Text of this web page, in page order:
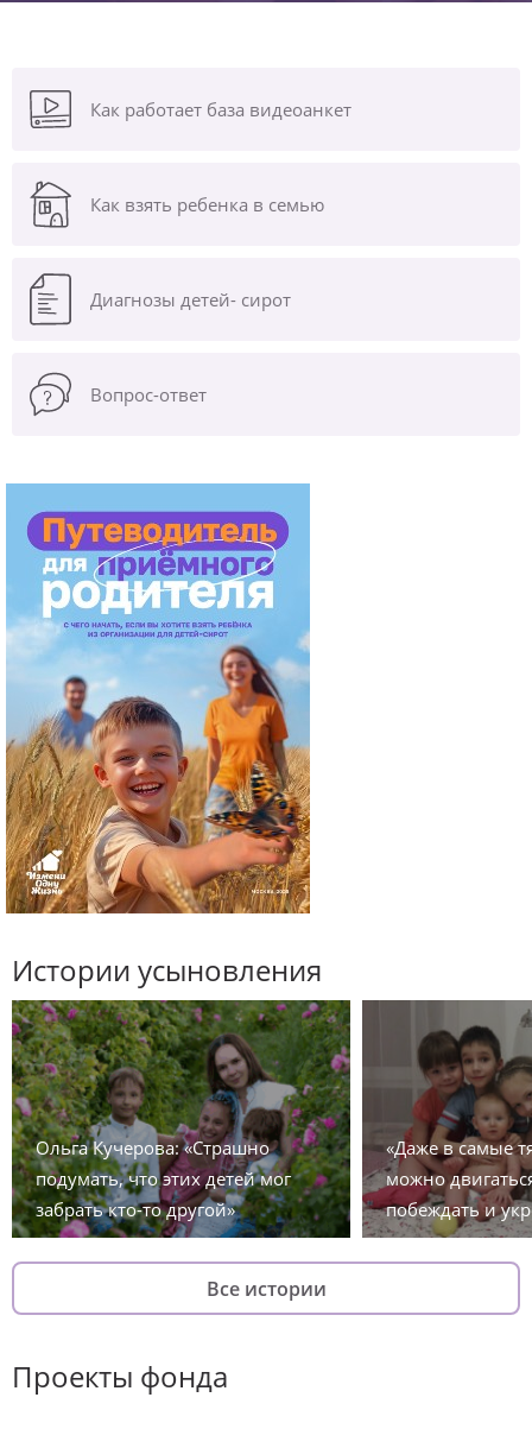
Как работает база видеоанкет
Как взять ребенка в семью
Диагнозы детей- сирот
Вопрос-ответ
Истории усыновления
Ольга Кучерова: «Страшно
подумать, что этих детей мог
забрать кто-то другой»
«Даже в самые
можно
побеждать и
Все истории
Проекты фонда